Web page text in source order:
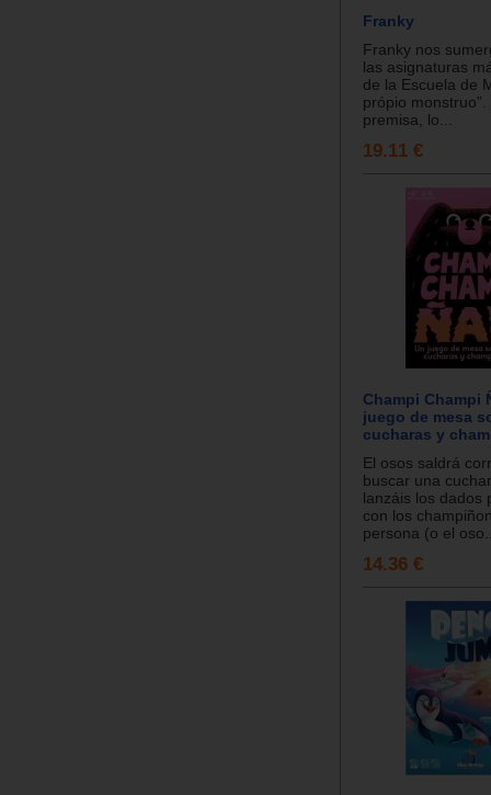
Franky
Franky nos
las asignaturas
de la Escuela de
própio
premisa, lo...
19.11 €
Champi Champi
juego de mesa
cucharas y
El osos saldrá
buscar una
lanzáis los dados
con los
persona (o el
14.36 €